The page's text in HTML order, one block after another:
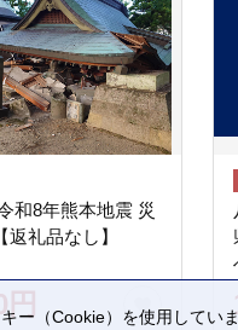
和8年熊本地震 災
返礼品なし】
ー（Cookie）を使用して